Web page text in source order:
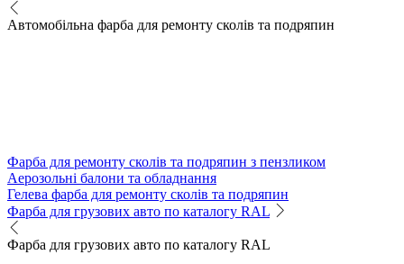
Автомобільна фарба для ремонту сколів та подряпин
Фарба для ремонту сколів та подряпин з пензликом
Аерозольні балони та обладнання
Гелева фарба для ремонту сколів та подряпин
Фарба для грузових авто по каталогу RAL
Фарба для грузових авто по каталогу RAL